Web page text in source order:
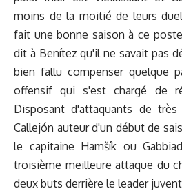
moins de la moitié de leurs
fait une bonne saison à ce
dit à Benítez qu'il ne savait pas
bien fallu compenser quelque
offensif qui s'est chargé de
Disposant d'attaquants de
Callejón auteur d'un début de
le capitaine Hamšík ou
troisième meilleure attaque du
deux buts derrière le leader